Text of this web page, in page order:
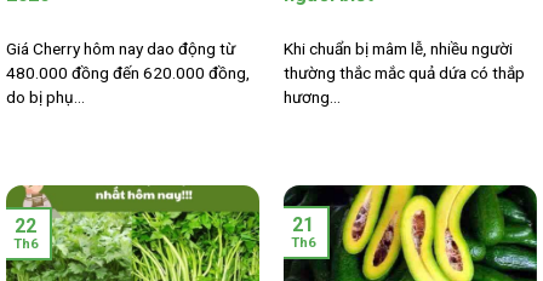
Giá Cherry hôm nay dao động từ
480.000 đồng đến 620.000 đồng,
do bị phụ...
Khi chuẩn bị mâm lễ, nhiều người
thường thắc mắc quả dứa có thắp
hương...
22
Th6
21
Th6